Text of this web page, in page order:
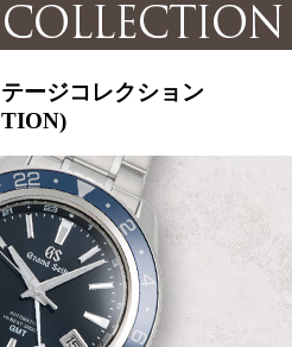
ージコレクション